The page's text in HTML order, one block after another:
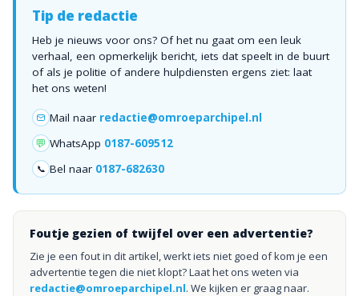
Tip de redactie
Heb je nieuws voor ons? Of het nu gaat om een leuk
verhaal, een opmerkelijk bericht, iets dat speelt in de buurt
of als je politie of andere hulpdiensten ergens ziet: laat
het ons weten!
Mail naar redactie@omroeparchipel.nl
💬 WhatsApp 0187-609512
📞 Bel naar 0187-682630
Foutje gezien of twijfel over een advertentie?
Zie je een fout in dit artikel, werkt iets niet goed of kom je een
advertentie tegen die niet klopt? Laat het ons weten via
redactie@omroeparchipel.nl. We kijken er graag naar.